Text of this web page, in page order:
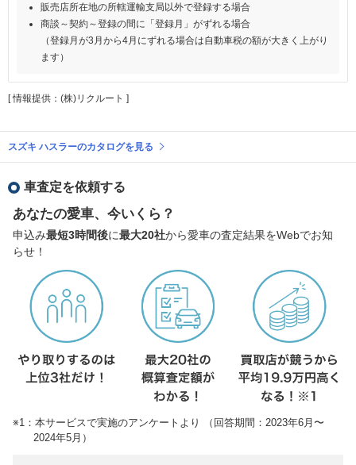
販売店所在地の所轄運輸支局以外で登録する場合
商談～契約～登録の間に「登録月」がずれる場合
（登録月が3月から4月にずれる場合は自動車税の額が大きく上がり
ます）
[ 情報提供：(株)リクルート ]
スズキ ハスラーのカタログを見る
車査定を依頼する
あなたの愛車、今いくら？
申込み最短3時間後に最大20社から愛車の査定結果をWebでお知
らせ！
※1：本サービスで実施のアンケートより （回答期間：2023年6月〜
2024年5月）